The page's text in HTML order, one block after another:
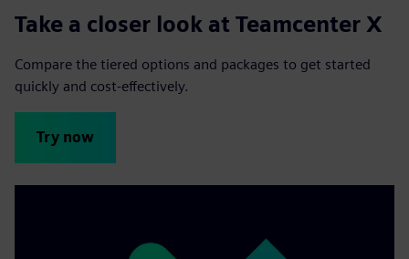
Take a closer look at Teamcenter X
Compare the tiered options and packages to get started
quickly and cost-effectively.
Try now